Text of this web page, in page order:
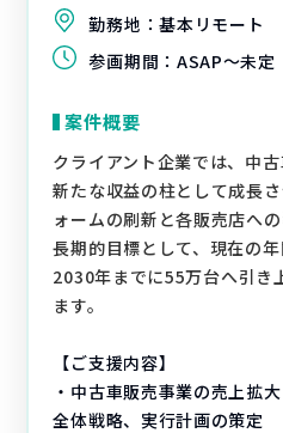
勤務地：基本リモート
参画期間： ASAP～未定
案件概要
クライアント企業では、中
新たな収益の柱として成長
ォームの刷新と各販売店へ
長期的目標として、現在の
2030年までに55万台へ引き
ます。
【ご支援内容】
・中古車販売事業の売上拡
全体戦略、実行計画の策定